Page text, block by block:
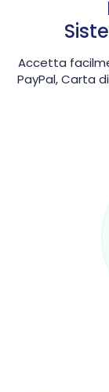
Accetta
PayPal, Carta